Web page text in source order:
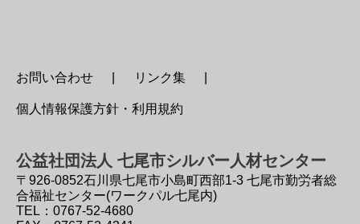
お問い合わせ リンク集
個人情報保護方針・利用規約
公益社団法人 七尾市シルバー人材センター
〒926-0852石川県七尾市小島町西部1-3 七尾市勤労者総
合福祉センター(ワークパル七尾内)
TEL：0767-52-4680